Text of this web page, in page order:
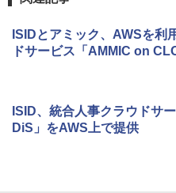
ISIDとアミック、AWSを利
ドサービス「AMMIC on
ISID、統合人事クラウドサ
DiS」をAWS上で提供